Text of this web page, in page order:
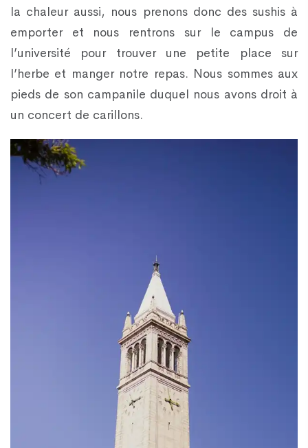
la chaleur aussi, nous prenons donc des sushis à
emporter et nous rentrons sur le campus de
l’université pour trouver une petite place sur
l’herbe et manger notre repas. Nous sommes aux
pieds de son campanile duquel nous avons droit à
un concert de carillons.